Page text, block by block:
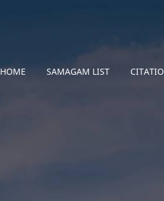
HOME SAMAGAM LIST